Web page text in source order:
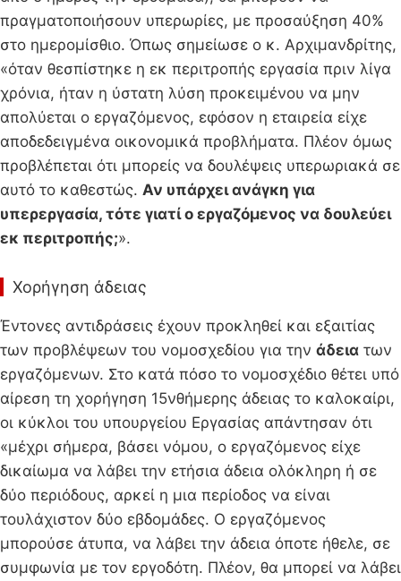
πραγματοποιήσουν υπερωρίες, με προσαύξηση 40%
στο ημερομίσθιο. Όπως σημείωσε ο κ. Αρχιμανδρίτης,
«όταν θεσπίστηκε η εκ περιτροπής εργασία πριν λίγα
χρόνια, ήταν η ύστατη λύση προκειμένου να μην
απολύεται ο εργαζόμενος, εφόσον η εταιρεία είχε
αποδεδειγμένα οικονομικά προβλήματα. Πλέον όμως
προβλέπεται ότι μπορείς να δουλέψεις υπερωριακά σε
αυτό το καθεστώς. Αν υπάρχει ανάγκη για
υπερεργασία, τότε γιατί ο εργαζόμενος να δουλεύει
εκ περιτροπής;».
Χορήγηση άδειας
Έντονες αντιδράσεις έχουν προκληθεί και εξαιτίας
των προβλέψεων του νομοσχεδίου για την άδεια των
εργαζόμενων. Στο κατά πόσο το νομοσχέδιο θέτει υπό
αίρεση τη χορήγηση 15νθήμερης άδειας το καλοκαίρι,
οι κύκλοι του υπουργείου Εργασίας απάντησαν ότι
«μέχρι σήμερα, βάσει νόμου, ο εργαζόμενος είχε
δικαίωμα να λάβει την ετήσια άδεια ολόκληρη ή σε
δύο περιόδους, αρκεί η μια περίοδος να είναι
τουλάχιστον δύο εβδομάδες. Ο εργαζόμενος
μπορούσε άτυπα, να λάβει την άδεια όποτε ήθελε, σε
συμφωνία με τον εργοδότη. Πλέον, θα μπορεί να λάβει